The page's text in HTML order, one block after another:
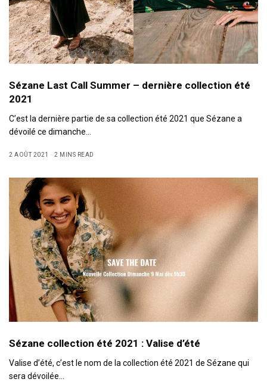
Sézane Last Call Summer – dernière collection été
2021
C’est la dernière partie de sa collection été 2021 que Sézane a
dévoilé ce dimanche…
2 AOÛT 2021 2 MINS READ
Sézane collection été 2021 : Valise d’été
Valise d’été, c’est le nom de la collection été 2021 de Sézane qui
sera dévoilée…